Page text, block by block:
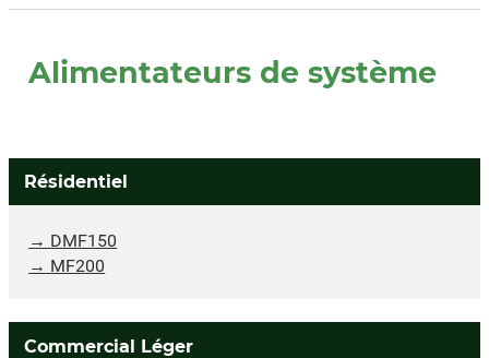
Alimentateurs de système
Résidentiel
DMF150
MF200
Commercial Léger